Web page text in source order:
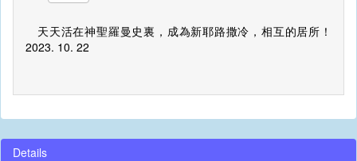
天天活在神聖羅曼史裏，成為新耶路撒冷，相互的居所！
2023. 10. 22
Details